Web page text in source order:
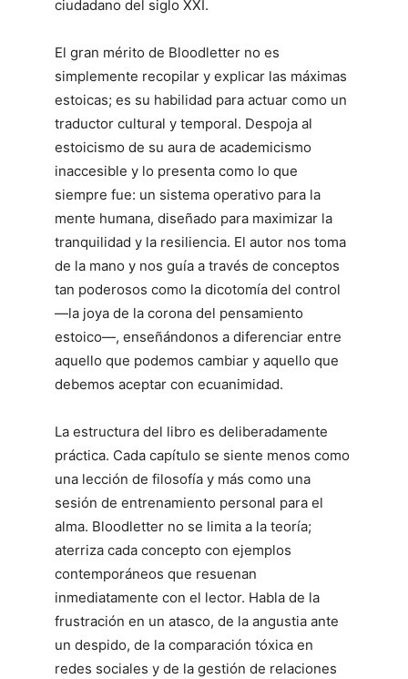
ciudadano del siglo XXI.
El gran mérito de Bloodletter no es
simplemente recopilar y explicar las máximas
estoicas; es su habilidad para actuar como un
traductor cultural y temporal. Despoja al
estoicismo de su aura de academicismo
inaccesible y lo presenta como lo que
siempre fue: un sistema operativo para la
mente humana, diseñado para maximizar la
tranquilidad y la resiliencia. El autor nos toma
de la mano y nos guía a través de conceptos
tan poderosos como la dicotomía del control
—la joya de la corona del pensamiento
estoico—, enseñándonos a diferenciar entre
aquello que podemos cambiar y aquello que
debemos aceptar con ecuanimidad.
La estructura del libro es deliberadamente
práctica. Cada capítulo se siente menos como
una lección de filosofía y más como una
sesión de entrenamiento personal para el
alma. Bloodletter no se limita a la teoría;
aterriza cada concepto con ejemplos
contemporáneos que resuenan
inmediatamente con el lector. Habla de la
frustración en un atasco, de la angustia ante
un despido, de la comparación tóxica en
redes sociales y de la gestión de relaciones